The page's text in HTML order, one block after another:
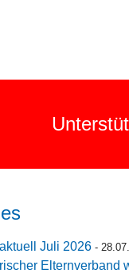
Juli 2026 -
Elternverband